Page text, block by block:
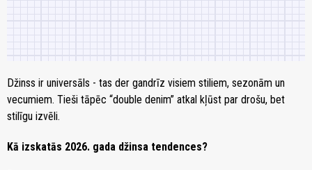
Džinss ir universāls - tas der gandrīz visiem stiliem, sezonām un
vecumiem. Tieši tāpēc “double denim” atkal kļūst par drošu, bet
stilīgu izvēli.
Kā izskatās 2026. gada džinsa tendences?